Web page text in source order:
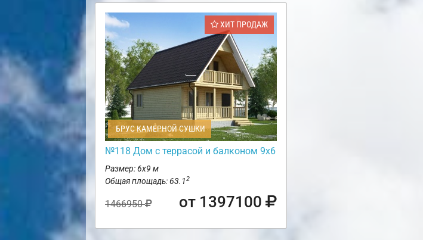
ХИТ ПРОДАЖ
БРУС КАМЕРНОЙ СУШКИ
№118 Дом с террасой и балконом 9х6
Размер: 6х9 м
Общая площадь: 63.12
1466950 от 1397100